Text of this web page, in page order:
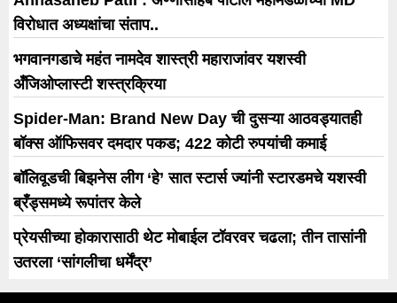
विरोधात अध्यक्षांचा संताप..
भगवानगडाचे महंत नामदेव शास्त्री महाराजांवर यशस्वी
अँजिओप्लास्टी शस्त्रक्रिया
Spider-Man: Brand New Day ची दुसऱ्या आठवड्यातही
बॉक्स ऑफिसवर दमदार पकड; 422 कोटी रुपयांची कमाई
बॉलिवूडची बिझनेस लीग ‘हे’ सात स्टार्स ज्यांनी स्टारडमचे यशस्वी
ब्रँड्समध्ये रूपांतर केले
प्रेयसीच्या होकारासाठी थेट मोबाईल टॉवरवर चढला; तीन तासांनी
उतरला ‘सांगलीचा धर्मेंद्र’